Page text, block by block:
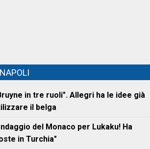
in tre ruoli". Allegri ha le idee già
il belga
del Monaco per Lukaku! Ha
in Turchia"